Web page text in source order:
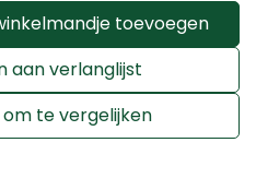
toevoegen
te vergelijken
aan verlanglijst